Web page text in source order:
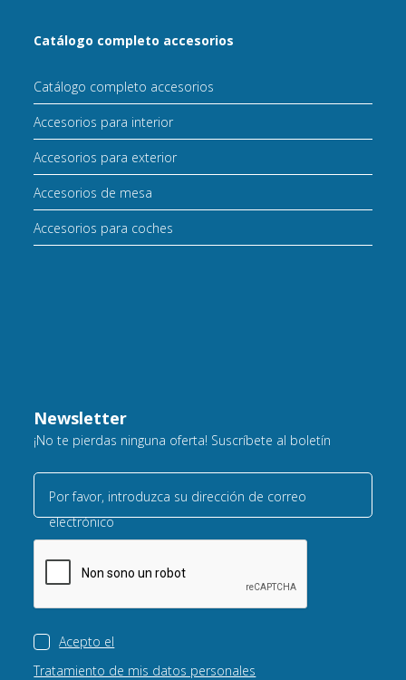
Catálogo completo accesorios
Catálogo completo accesorios
Accesorios para interior
Accesorios para exterior
Accesorios de mesa
Accesorios para coches
Newsletter
¡No te pierdas ninguna oferta! Suscríbete al boletín
Por favor, introduzca su dirección de correo
electrónico
Acepto el
Tratamiento de mis datos personales